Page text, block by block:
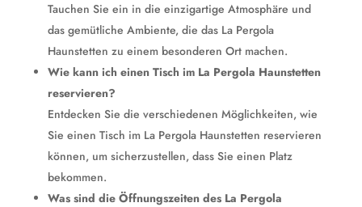
Tauchen Sie ein in die einzigartige Atmosphäre und
das gemütliche Ambiente, die das La Pergola
Haunstetten zu einem besonderen Ort machen.
Wie kann ich einen Tisch im La Pergola Haunstetten
reservieren?
Entdecken Sie die verschiedenen Möglichkeiten, wie
Sie einen Tisch im La Pergola Haunstetten reservieren
können, um sicherzustellen, dass Sie einen Platz
bekommen.
Was sind die Öffnungszeiten des La Pergola